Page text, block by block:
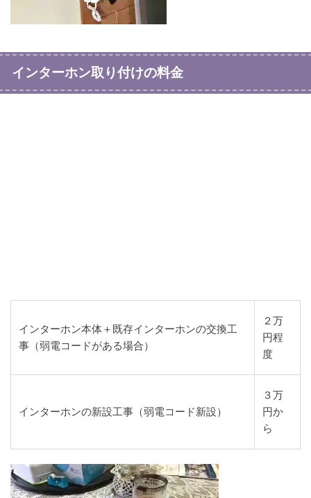
インターホン取り付けの料金
インターホン本体＋既存インターホンの交換工
事（弱電コードがある場合）
２万
円程
度
インターホンの新設工事（弱電コード新設）
３万
円か
ら